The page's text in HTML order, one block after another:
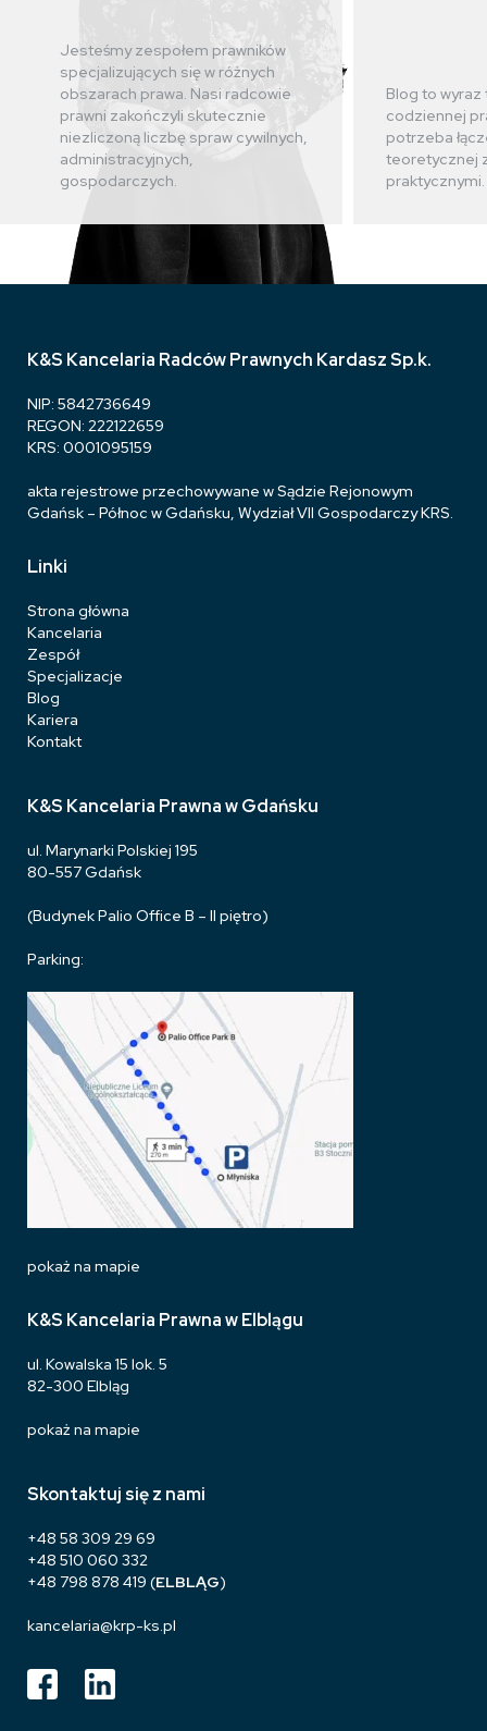
Jesteśmy zespołem prawników
specjalizujących się w różnych
obszarach prawa. Nasi radcowie
prawni zakończyli skutecznie
niezliczoną liczbę spraw cywilnych,
administracyjnych,
gospodarczych.
Blog to wyraz
codziennej
potrzeba
teoretycznej
praktycznymi.
K&S Kancelaria Radców Prawnych Kardasz Sp.k.
NIP: 5842736649
REGON: 222122659
KRS: 0001095159
akta rejestrowe przechowywane w Sądzie Rejonowym
Gdańsk – Północ w Gdańsku, Wydział VII Gospodarczy KRS.
Linki
Strona główna
Kancelaria
Zespół
Specjalizacje
Blog
Kariera
Kontakt
K&S Kancelaria Prawna w Gdańsku
ul. Marynarki Polskiej 195
80-557 Gdańsk
(Budynek Palio Office B – II piętro)
Parking:
pokaż na mapie
K&S Kancelaria Prawna w Elblągu
ul. Kowalska 15 lok. 5
82-300 Elbląg
pokaż na mapie
Skontaktuj się z nami
+48 58 309 29 69
+48 510 060 332
+48 798 878 419 (ELBLĄG)
kancelaria@krp-ks.pl